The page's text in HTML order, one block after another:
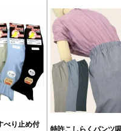
べり止め付
特許こしらくパンツ